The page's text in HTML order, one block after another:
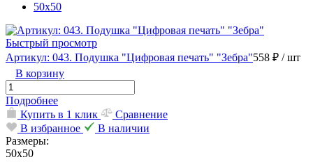
50х50
Быстрый просмотр
Артикул: 043. Подушка "Цифровая печать" "Зебра"558 ₽ / шт
В корзину
Подробнее
Купить в 1 клик
Сравнение
В избранное
В наличии
Размеры:
50х50